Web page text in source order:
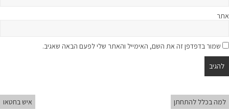
אתר
שמור בדפדפן זה את השם, האימייל והאתר שלי לפעם הבאה שאגיב.
למה בכלל להתחתן איש בחטאו